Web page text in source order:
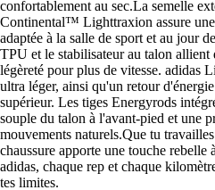
confortablement au sec.La semelle
Continental™ Lighttraxion assure
adaptée à la salle de sport et au jour
TPU et le stabilisateur au talon
légèreté pour plus de vitesse. adidas
ultra léger, ainsi qu'un retour
supérieur. Les tiges Energyrods
souple du talon à l'avant-pied et une
mouvements naturels.Que tu
chaussure apporte une touche
adidas, chaque rep et chaque
tes limites.